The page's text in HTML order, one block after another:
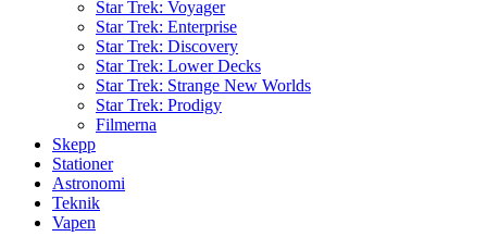
Star Trek: Voyager
Star Trek: Enterprise
Star Trek: Discovery
Star Trek: Lower Decks
Star Trek: Strange New Worlds
Star Trek: Prodigy
Filmerna
Skepp
Stationer
Astronomi
Teknik
Vapen